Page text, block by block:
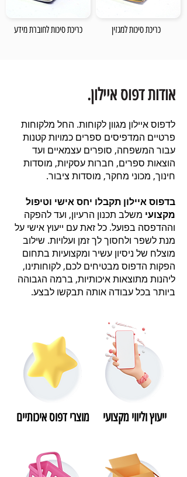
כריכת סיכות לחוברת מידע כריכת סיכות למגזין
אודות דפוס איילון.
לדפוס איילון מגוון לקוחות. החל מלקוחות
פרטיים המדפיסים ספרים כמויות קטנות
עבור המשפחה, סופרים עצמאיים ועד
הוצאות ספרים, חברות עסקיות, מוסדות
חינוך, מכוני מחקר, מוסדות ציבור.
בדפוס איילון תקבלו יחס אישי וטיפול
מקצועי משלב תכנון הרעיון, ועד להפקה
וההדפסה בפועל. כל זאת עם ייעוץ אישי על
מנת לשפר ולחסוך לך זמן ועלויות. שילוב
מוצלח של ניסיון עשיר ומקצועיות בתחום
הפקות הדפוס מבטיחים לכם, לקוחותינו,
ליהנות מתוצאות איכותיות, ברמה הגבוהה
ביותר בכל עבודה אותה תבקשו לבצע.
מוצרי דפוס איכותיים ייעוץ וליווי מקצועי